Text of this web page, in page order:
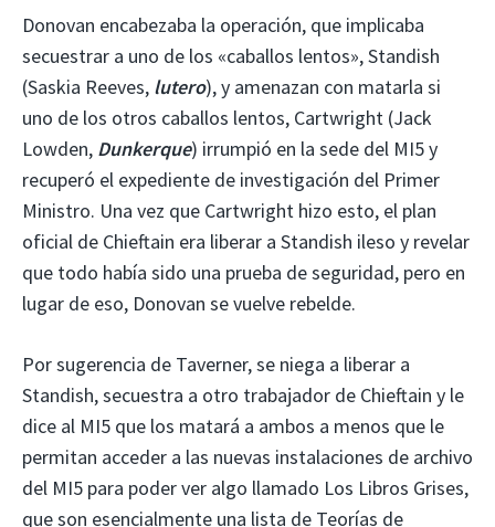
Donovan encabezaba la operación, que implicaba
secuestrar a uno de los «caballos lentos», Standish
(Saskia Reeves, lutero), y amenazan con matarla si
uno de los otros caballos lentos, Cartwright (Jack
Lowden, Dunkerque) irrumpió en la sede del MI5 y
recuperó el expediente de investigación del Primer
Ministro. Una vez que Cartwright hizo esto, el plan
oficial de Chieftain era liberar a Standish ileso y revelar
que todo había sido una prueba de seguridad, pero en
lugar de eso, Donovan se vuelve rebelde.
Por sugerencia de Taverner, se niega a liberar a
Standish, secuestra a otro trabajador de Chieftain y le
dice al MI5 que los matará a ambos a menos que le
permitan acceder a las nuevas instalaciones de archivo
del MI5 para poder ver algo llamado Los Libros Grises,
que son esencialmente una lista de Teorías de